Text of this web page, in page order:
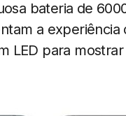
bateria de
a
LED para